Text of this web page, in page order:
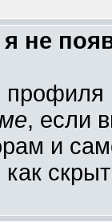
не
, если
и